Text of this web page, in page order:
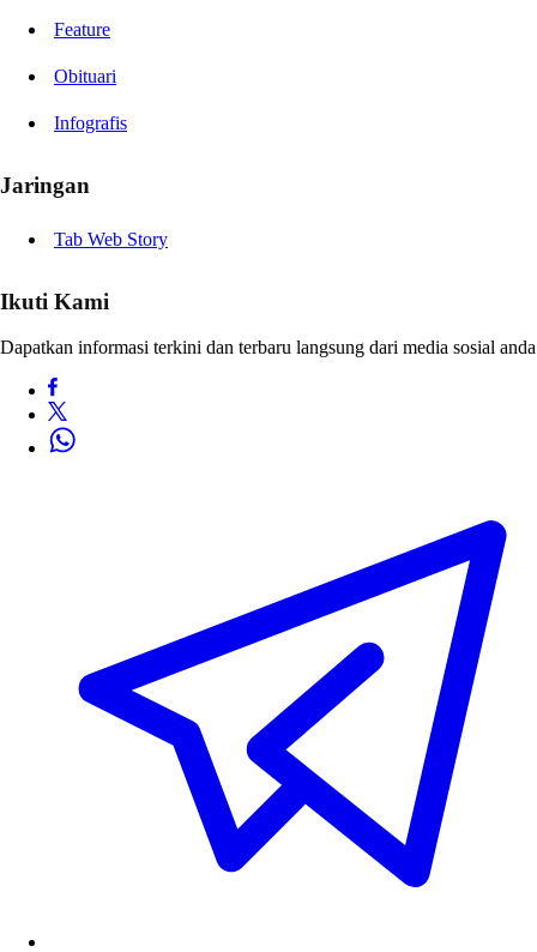
Feature
Obituari
Infografis
Jaringan
Tab Web Story
Ikuti Kami
Dapatkan informasi terkini dan terbaru langsung dari media sosial anda